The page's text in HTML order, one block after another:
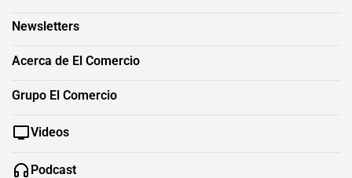
Newsletters
Acerca de El Comercio
Grupo El Comercio
Videos
Podcast